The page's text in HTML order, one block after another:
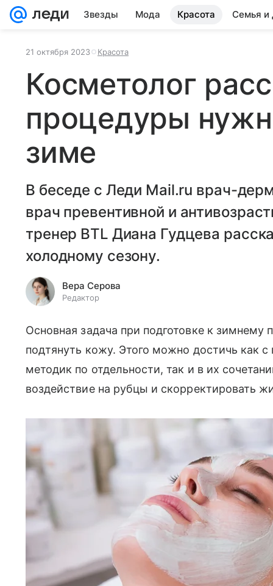
Звезды Мода Красота Семья и
21 октября 2023 Красота
Косметолог
процедуры
зиме
В беседе с Леди Mail.ru врач-
врач превентивной и
тренер BTL Диана Гудцева
холодному сезону.
Вера Серова
Редактор
Основная задача при подготовке к зимнему
подтянуть кожу. Этого можно достичь как
методик по отдельности, так и в их
воздействие на рубцы и скорректировать